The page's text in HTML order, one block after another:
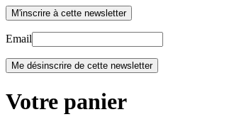
Email
Votre panier